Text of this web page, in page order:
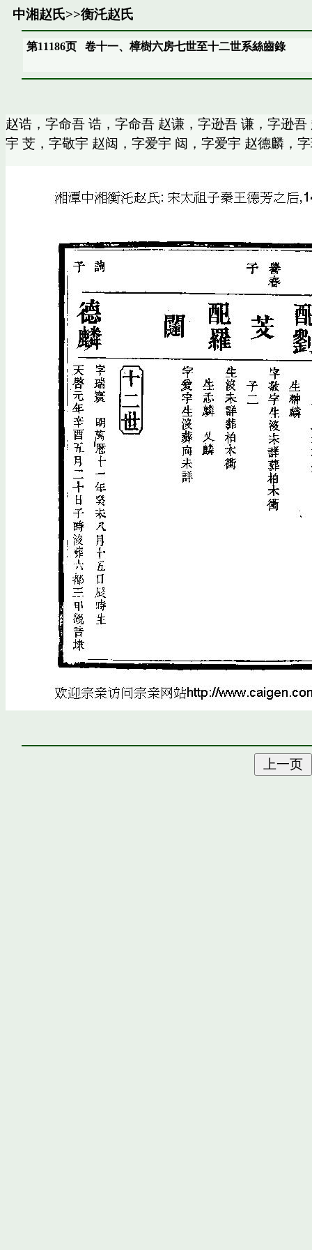
中湘赵氏>>衡汑赵氏
第11186页卷十一、樟樹六房七世至十二世系絲齒錄
赵诰，字命吾 诰，字命吾 赵谦，字逊吾 谦，字逊
宇 芠，字敬宇 赵闼，字爱宇 闼，字爱宇 赵德麟，